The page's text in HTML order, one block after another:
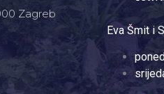
Zagreb​
Eva Šmit i